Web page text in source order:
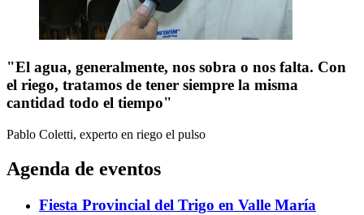
"El agua, generalmente, nos sobra o nos falta. Con
el riego, tratamos de tener siempre la misma
cantidad todo el tiempo"
Pablo Coletti, experto en riego el pulso
Agenda de eventos
Fiesta Provincial del Trigo en Valle María